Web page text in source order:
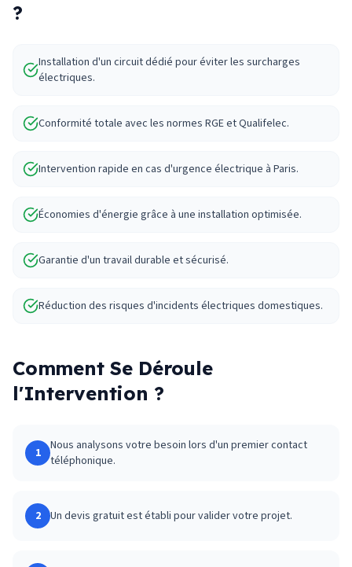
?
Installation d'un circuit dédié pour éviter les surcharges
électriques.
Conformité totale avec les normes RGE et Qualifelec.
Intervention rapide en cas d'urgence électrique à Paris.
Économies d'énergie grâce à une installation optimisée.
Garantie d'un travail durable et sécurisé.
Réduction des risques d'incidents électriques domestiques.
Comment Se Déroule
l'Intervention ?
1
Nous analysons votre besoin lors d'un premier contact
téléphonique.
2 Un devis gratuit est établi pour valider votre projet.